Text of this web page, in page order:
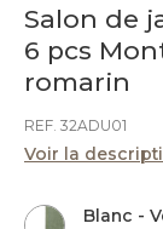
Salon de
6 pcs
romarin
REF. 32ADU01
Voir la
Blanc -